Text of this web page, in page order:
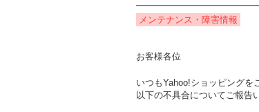
メンテナンス・障害情報
お客様各位
いつもYahoo!ショッピングを
以下の不具合についてご報告